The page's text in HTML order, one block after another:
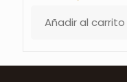
Añadir al carrito